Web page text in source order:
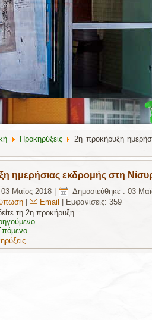
Προκηρύξεις
2η προκήρυξη
ημερήσιας εκδρομής στη
Μαϊος 2018 Δημοσιεύθηκε : 03
Email
Εμφανίσεις: 359
τη 2η προκήρυξη.